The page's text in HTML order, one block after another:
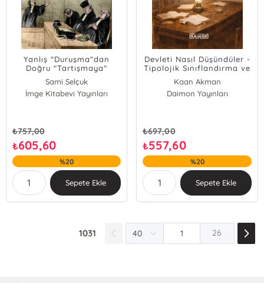
Yanlış "Duruşma"dan
Doğru "Tartışmaya"
Dönelim
Sami Selçuk
İmge Kitabevi Yayınları
₺757,00
₺605,60
%20
Sepete Ekle
Devleti Nasıl Düşündüler -
Tipolojik Sınıflandırma ve
Analiz
Kaan Akman
Daimon Yayınları
₺697,00
₺557,60
%20
Sepete Ekle
1031 26